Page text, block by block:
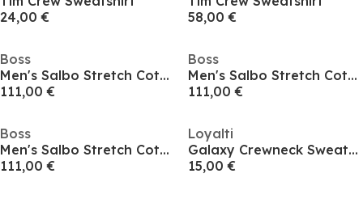
24,00 €
58,00 €
Boss
Men's Salbo Stretch Cotton Logo Sweatshirt, Signature Branding
111,00 €
Boss
Men's Salbo Stretch Cotton Logo Sweatshirt, Signature Branding
111,00 €
Boss
Men's Salbo Stretch Cotton Logo Sweatshirt, Signature Branding
111,00 €
Loyalti
Galaxy Crewneck Sweatshirt Men
15,00 €